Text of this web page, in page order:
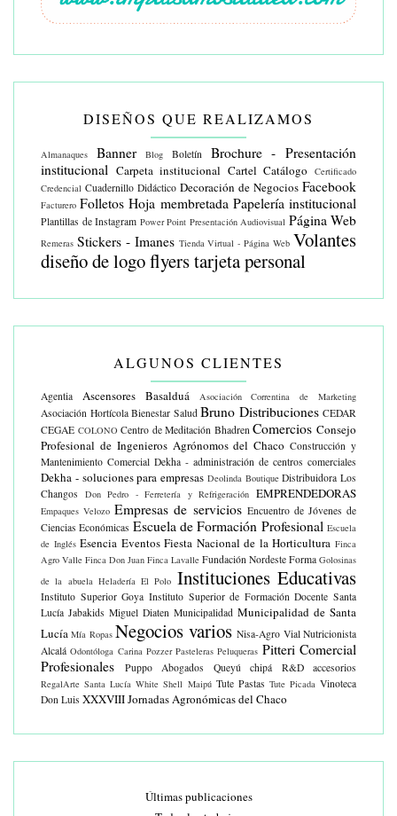
DISEÑOS QUE REALIZAMOS
Almanaques Banner Blog Boletín
Brochure - Presentación
institucional Carpeta institucional Cartel Catálogo
Certificado
Credencial Cuadernillo Didáctico Decoración de Negocios Facebook
Facturero Folletos Hoja membretada Papelería institucional
Plantillas de Instagram Power Point Presentación Audiovisual Página Web
Remeras Stickers - Imanes Tienda Virtual - Página Web Volantes
diseño de logoflyerstarjeta personal
ALGUNOS CLIENTES
Agentia Ascensores Basalduá Asociación Correntina de Marketing
Asociación Hortícola Bienestar Salud Bruno Distribuciones CEDAR
CEGAE COLONO Centro de Meditación Bhadren Comercios Consejo
Profesional de Ingenieros Agrónomos del Chaco Construcción y
Mantenimiento Comercial Dekha - administración de centros comerciales
Dekha - soluciones para empresas Deolinda Boutique Distribuidora Los
Changos
Don Pedro - Ferretería y Refrigeración EMPRENDEDORAS
Empaques Velozo Empresas de servicios Encuentro de Jóvenes de
Ciencias Económicas Escuela de Formación Profesional Escuela
de Inglés Esencia Eventos Fiesta Nacional de la Horticultura Finca
Agro Valle Finca Don Juan Finca Lavalle Fundación Nordeste Forma Golosinas
de la abuela Heladería El Polo Instituciones Educativas
Instituto Superior Goya Instituto Superior de Formación Docente Santa
Lucía Jabakids Miguel Diaten Municipalidad Municipalidad de Santa
Lucía Mía Ropas Negocios varios Nisa-Agro Vial Nutricionista
Alcalá Odontóloga Carina Pozzer Pasteleras Peluqueras Pitteri Comercial
Profesionales
Puppo Abogados Queyú chipá R&D accesorios
RegalArte Santa Lucía White Shell Maipú Tute Pastas Tute Picada Vinoteca
Don Luis XXXVIII Jornadas Agronómicas del Chaco
Últimas publicaciones